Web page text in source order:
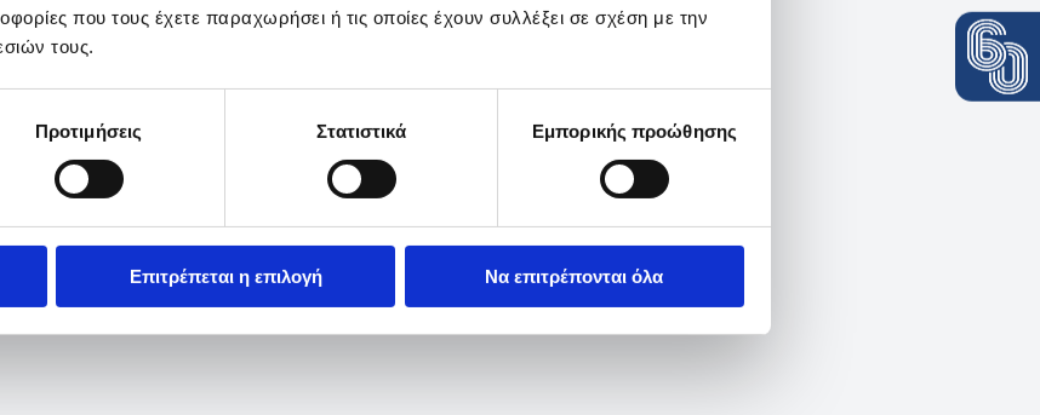
που τους έχετε παραχωρήσει ή τις οποίες έχουν συλλέξει σε σχέση με την
τους.
Προτιμήσεις Στατιστικά Εμπορικής προώθησης
Επιτρέπεται η επιλογή Να επιτρέπονται όλα